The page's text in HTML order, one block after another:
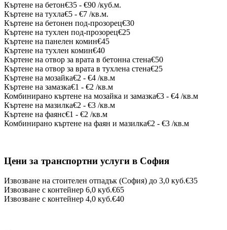
Къртене на бетон€35 - €90 /куб.м.
Къртене на тухла€5 - €7 /кв.м.
Къртене на бетонен под-прозорец€30
Къртене на тухлен под-прозорец€25
Къртене на панелен комин€45
Къртене на тухлен комин€40
Къртене на отвор за врата в бетонна стена€50
Къртене на отвор за врата в тухлена стена€25
Къртене на мозайка€2 - €4 /кв.м
Къртене на замазка€1 - €2 /кв.м
Комбинирано къртене на мозайка и замазка€3 - €4 /кв.м
Къртене на мазилка€2 - €3 /кв.м
Къртене на фаянс€1 - €2 /кв.м
Комбинирано къртене на фаян и мазилка€2 - €3 /кв.м
Цени за транспортни услуги в София
Извозване на стоителен отпадък (София) до 3,0 куб.€35
Извозване с контейнер 6,0 куб.€65
Извозване с контейнер 4,0 куб.€40